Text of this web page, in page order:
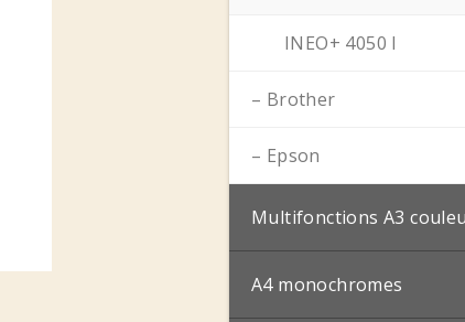
INEO+ 4050 I
– Brother
– Epson
Multifonctions A3
A4 monochromes